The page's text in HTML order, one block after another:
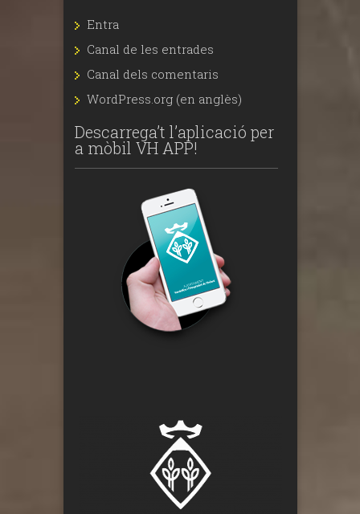
Entra
Canal de les entrades
Canal dels comentaris
WordPress.org (en anglès)
Descarrega’t l’aplicació per
a mòbil VH APP!